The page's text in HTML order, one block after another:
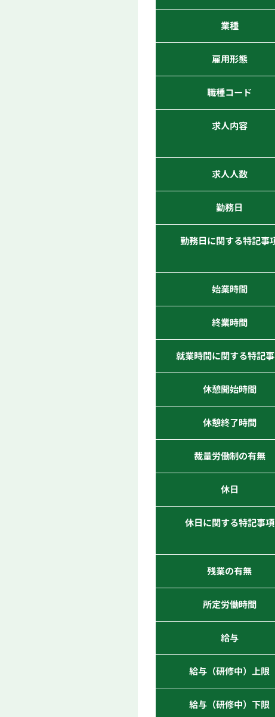
業種
雇用形態
職種コード
求人内容
求人人数
勤務日
勤務日に関する特記事
始業時間
終業時間
就業時間に関する特記
休憩開始時間
休憩終了時間
裁量労働制の有無
休日
休日に関する特記事項
残業の有無
所定労働時間
給与
給与（研修中）上限
給与（研修中）下限